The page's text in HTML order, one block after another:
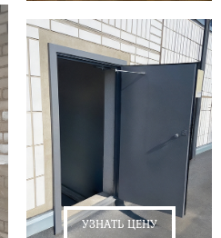
УЗНАТЬ ЦЕНУ